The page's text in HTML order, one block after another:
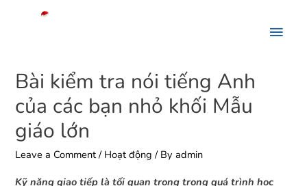
Bài kiểm tra nói tiếng Anh
của các bạn nhỏ khối Mẫu
giáo lớn
Leave a Comment / Hoạt động / Byadmin
Kỹ năng giao tiếp là tối quan trọng trong quá trình học